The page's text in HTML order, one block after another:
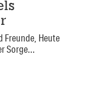
Freunde, Heute
Sorge...